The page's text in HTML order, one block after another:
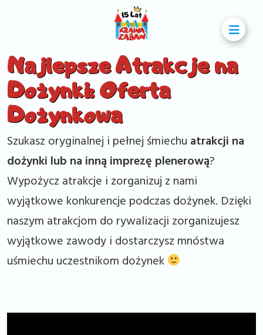
Najlepsze Atrakcje na
Dożynki: Oferta
Dożynkowa
Szukasz oryginalnej i pełnej śmiechu atrakcji na
dożynki lub na inną imprezę plenerową?
Wypożycz atrakcje i zorganizuj z nami
wyjątkowe konkurencje podczas dożynek. Dzięki
naszym atrakcjom do rywalizacji zorganizujesz
wyjątkowe zawody i dostarczysz mnóstwa
uśmiechu uczestnikom dożynek